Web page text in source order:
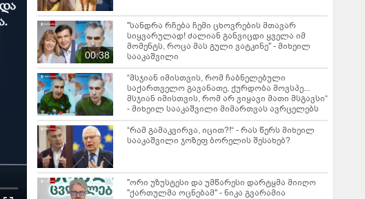
00:38
"სანდრა რჩება ჩემი ცხოვრების მთავარ
სიყვარულად! ძალიან განვიცდი ყველა იმ
მომენტს, როცა მას გული ვატკინე" - მიხეილ
სააკაშვილი
“მსჯიან იმისთვის, რომ ჩაბნელებული
საქართველო გავანათე, ქურდობა მოვსპე...
მსჯიან იმისთვის, რომ არ ვიყავი მათი მსგავსი“
- მიხეილ სააკაშვილი მიმართვას ავრცელებს
“რამ გამაკვირვა, იცით?!“ - რას წერს მიხეილ
სააკაშვილი ჯოზეფ ბორელის შესახებ?
"ორი უზუსტესი და უმწარესი დარტყმა მიიღო
"ქართულმა ოცნებამ" - ნიკა გვარამია